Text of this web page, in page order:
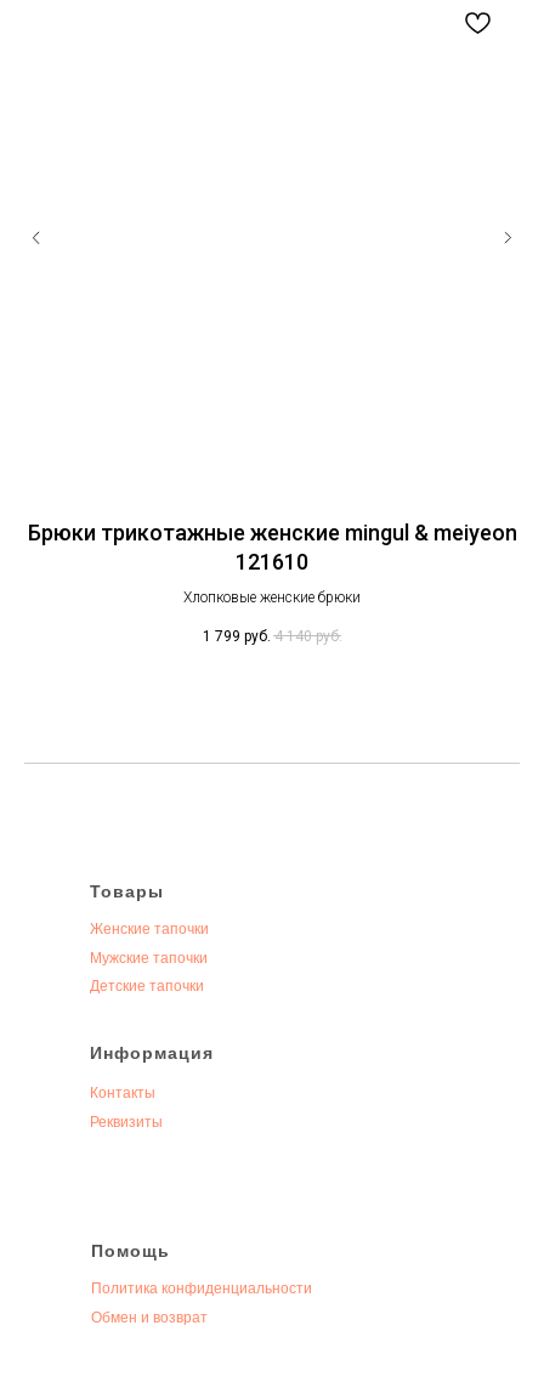
Брюки трикотажные женские mingul & meiyeon
121610
Хлопковые женские брюки
1 799 руб. 4 140 руб.
Товары
Женские тапочки
Мужские тапочки
Детские тапочки
Информация
Контакты
Реквизиты
Помощь
Политика конфиденциальности
Обмен и возврат